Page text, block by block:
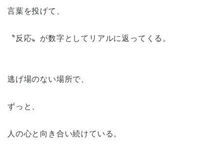
言葉を投げて、
〝反応〟が数字としてリアルに返ってくる。
逃げ場のない場所で、
ずっと、
人の心と向き合い続けている。